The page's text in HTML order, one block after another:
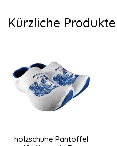
Kürzliche Produkte
holzschuhe Pantoffel